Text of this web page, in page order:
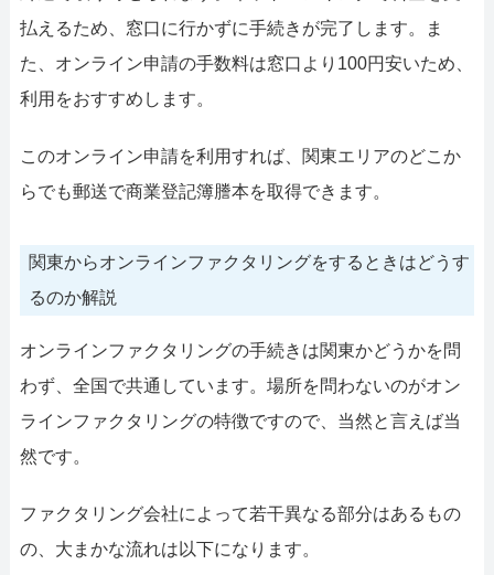
払えるため、窓口に行かずに手続きが完了します。ま
た、オンライン申請の手数料は窓口より100円安いため、
利用をおすすめします。
このオンライン申請を利用すれば、関東エリアのどこか
らでも郵送で商業登記簿謄本を取得できます。
関東からオンラインファクタリングをするときはどうす
るのか解説
オンラインファクタリングの手続きは関東かどうかを問
わず、全国で共通しています。場所を問わないのがオン
ラインファクタリングの特徴ですので、当然と言えば当
然です。
ファクタリング会社によって若干異なる部分はあるもの
の、大まかな流れは以下になります。